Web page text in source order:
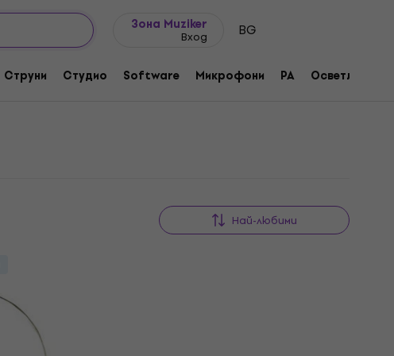
Зона Muziker
Вход BG
Струни Студио Software Микрофони PA Осветление
Най-любими